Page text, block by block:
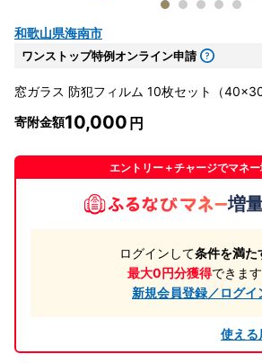
和歌山県海南市
ワンストップ特例オンライン申請
窓ガラス 防犯フィルム 10枚セット（
寄附金額10,000
エントリー＋チャージでマネー
増
ログインして条件を満た
最大0円分獲得できます
新規会員登録／ログイ
使える